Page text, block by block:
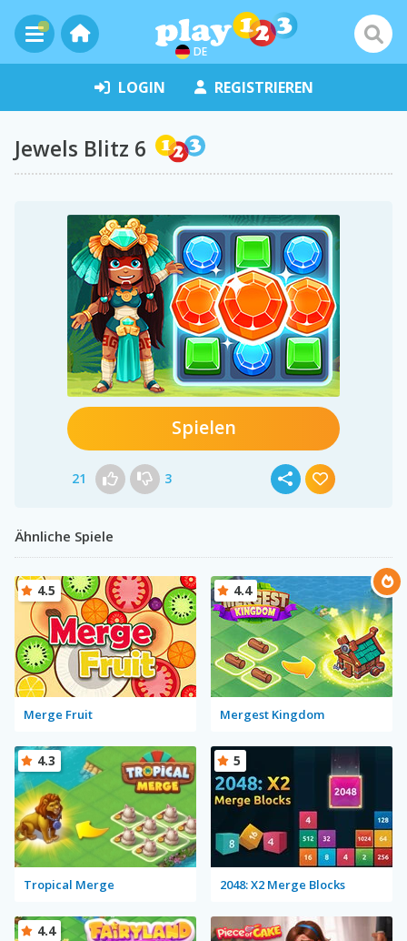
DE
LOGIN REGISTRIEREN
Jewels Blitz 6
Spielen
21 3
Ähnliche Spiele
Merge Fruit
4.5
Mergest Kingdom
4.4
Tropical Merge
4.3
2048: X2 Merge Blocks
5
4.4